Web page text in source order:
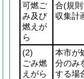
可燃ご
み及び
燃えが
ら
合(規
収集計
(2)
ごみ燃
えがら
本市が
分のみ
する場